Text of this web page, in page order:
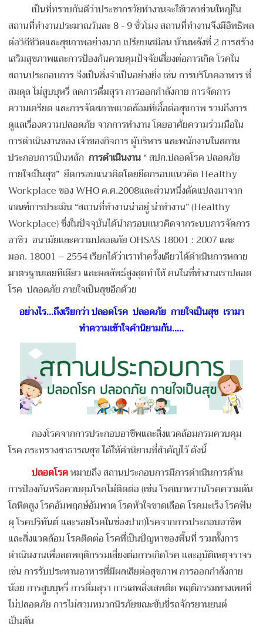
เป็นที่ทราบกันดีว่าประชากรวัยทำงานจะใช้เวลาส่วนใหญ่ใน
สถานที่ทำงานประมาณวันละ 8 - 9 ชั่วโมง สถานที่ทำงานจึงมีอิทธิพล
ต่อวิถีชีวิตและสุขภาพอย่างมาก เปรียบเสมือน บ้านหลังที่ 2 การสร้าง
เสริมสุขภาพและการป้องกันควบคุมปัจจัยเสี่ยงต่อการเกิด โรคใน
สถานประกอบการ จึงเป็นสิ่งจำเป็นอย่างยิ่ง เช่น การบริโภคอาหาร ที่
สมดุล ไม่สูบบุหรี่ ลดการดื่มสุรา การออกกำลังกาย การจัดการ
ความเครียด และการจัดสภาพแวดล้อมที่เอื้อต่อสุขภาพ รวมถึงการ
ดูแลเรื่องความปลอดภัย จากการทำงาน โดยอาศัยความร่วมมือใน
การดำเนินงานของ เจ้าของกิจการ ผู้บริหาร และพนักงานในสถาน
ประกอบการเป็นหลัก การดำเนินงาน“ สปก.ปลอดโรค ปลอดภัย
กายใจเป็นสุข” ยึดกรอบแนวคิดโดยยึดกรอบแนวคิด Healthy
Workplace ของ WHO ค.ศ.2008และส่วนหนึ่งดัดแปลงมาจาก
เกณฑ์การประเมิน “สถานที่ทำงานน่าอยู่ น่าทำงาน” (Healthy
Workplace) ซึ่งในปัจจุบันได้นำกรอบแนวคิดจากระบบการจัดการ
อาชีว อนามัยและความปลอดภัย OHSAS 18001 : 2007 และ
มอก. 18001 – 2554 เรียกได้ว่าเราทำครั้งเดียวได้ดำเนินการหลาย
มาตรฐานเลยทีเดียว และผลลัพธ์สูงสุดทำให้ คนในที่ทำงานเราปลอด
โรค ปลอดภัย กายใจเป็นสุขอีกด้วย
อย่างไร...ถึงเรียกว่า ปลอดโรค ปลอดภัย กายใจเป็นสุข เรามา
ทำความเข้าใจคำนิยามกัน.....
กองโรคจากการประกอบอาชีพและสิ่งแวดล้อมกรมควบคุม
โรค กระทรวงสาธารณสุข ได้ให้คำนิยามที่สำคัญไว้ ดังนี้
ปลอดโรคหมายถึง สถานประกอบการมีการดำเนินการด้าน
การป้องกันหรือควบคุมโรคไม่ติดต่อ (เช่น โรคเบาหวานโรคความดัน
โลหิตสูง โรคอัมพฤกษ์อัมพาต โรคหัวใจขาดเลือด โรคมะเร็ง โรคฟัน
ผุ โรคปริทันต์ และรอยโรคในช่องปาก)โรคจากการประกอบอาชีพ
และสิ่งแวดล้อม โรคติดต่อ โรคที่เป็นปัญหาของพื้นที่ รวมทั้งการ
ดำเนินงานเพื่อลดพฤติกรรมเสี่ยงต่อการเกิดโรค และอุบัติเหตุจราจร
เช่น การรับประทานอาหารที่มีผลเสียต่อสุขภาพ การออกกำลังกาย
น้อย การสูบบุหรี่ การดื่มสุรา การเสพสิ่งเสพติด พฤติกรรมทางเพศที่
ไม่ปลอดภัย การไม่สวมหมวกนิรภัยขณะขับขี่รถจักรยานยนต์
เป็นต้น